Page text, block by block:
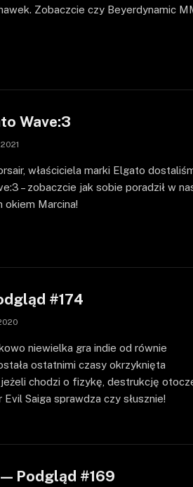
Zobaczcie czy Beyerdynamic
Wave:3
właściciela marki Elgato
– zobaczcie jak sobie poradził w
okiem Marcina!
#174
niewielka gra indie od równie
ostatnimi czasy okrzyknięta
chodzi o fizykę, destrukcję
Saiga sprawdza czy słusznie!
Podgląd #169